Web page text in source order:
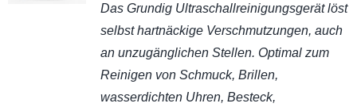
Das Grundig Ultraschallreinigungsgerät löst
selbst hartnäckige Verschmutzungen, auch
an unzugänglichen Stellen. Optimal zum
Reinigen von Schmuck, Brillen,
wasserdichten Uhren, Besteck,